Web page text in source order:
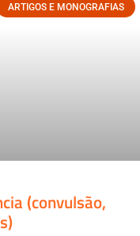
ARTIGOS E MONOGRAFIAS
(convulsão,